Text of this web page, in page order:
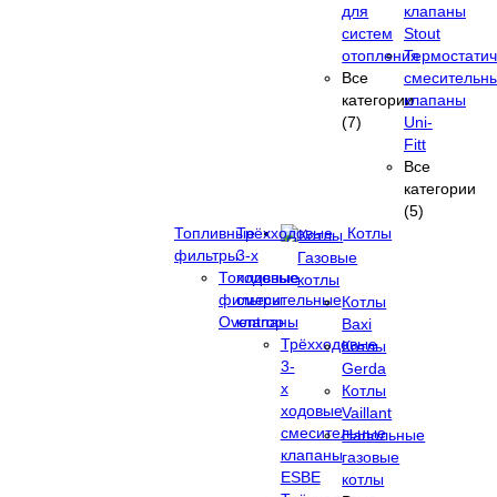
для
систем
отопления
Все
категории
(7)
клапаны
Stout
клапаны
Uni-
Fitt
Все
категории
(5)
Топливные
фильтры
Топливные
фильтры
Oventrop
Трёхходовые
3-х
ходовые
смесительные
клапаны
Трёхходовые
3-
х
ходовые
смесительные
клапаны
ESBE
Котлы
Газовые
котлы
Котлы
Baxi
Котлы
Gerda
Котлы
Vaillant
Напольные
газовые
котлы